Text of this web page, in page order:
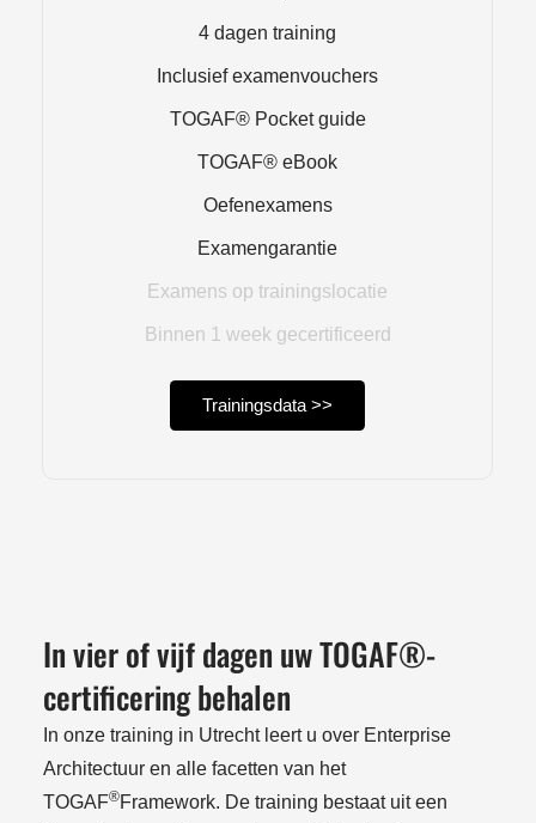
4 dagen training
Inclusief examenvouchers
TOGAF® Pocket guide
TOGAF® eBook
Oefenexamens
Examengarantie
Examens op trainingslocatie
Binnen 1 week gecertificeerd
Trainingsdata >>
In vier of vijf dagen uw TOGAF®-
certificering behalen
In onze training in Utrecht leert u over Enterprise
Architectuur en alle facetten van het
TOGAF®Framework. De training bestaat uit een